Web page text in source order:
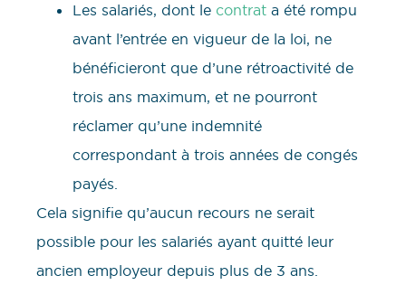
Les salariés, dont le contrat a été rompu
avant l’entrée en vigueur de la loi, ne
bénéficieront que d’une rétroactivité de
trois ans maximum, et ne pourront
réclamer qu’une indemnité
correspondant à trois années de congés
payés.
Cela signifie qu’aucun recours ne serait
possible pour les salariés ayant quitté leur
ancien employeur depuis plus de 3 ans.